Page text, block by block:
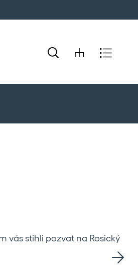
vás stihli pozvat na Rosický